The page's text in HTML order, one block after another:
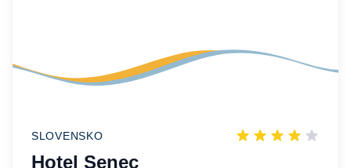
SLOVENSKO
Hotel Senec